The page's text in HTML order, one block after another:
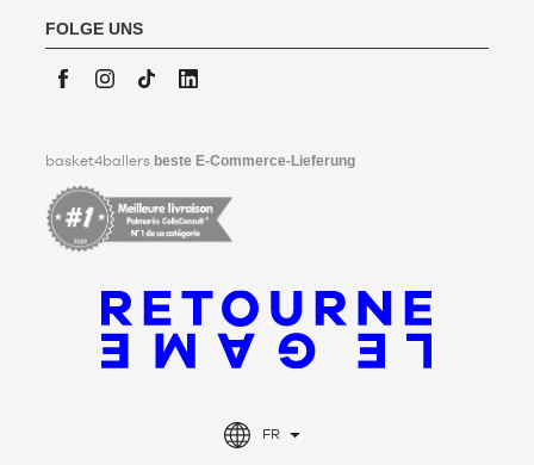
FR
Zahlungen
Mastercard,
Visa,
CB,
Pay,
Pay
und
Alma
FOLGE UNS
basket4ballers beste E-Commerce-Lieferung